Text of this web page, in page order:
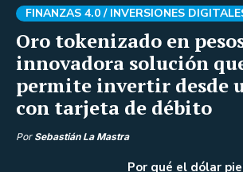
Oro tokenizado en
innovadora solución
permite invertir desde
con tarjeta de débito
FINANZAS 4.0 / INVERSIONES
Por Sebastián La Mastra
Por qué el dólar